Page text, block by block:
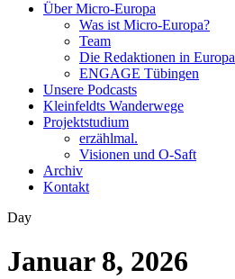
Über Micro-Europa
Was ist Micro-Europa?
Team
Die Redaktionen in Europa
ENGAGE Tübingen
Unsere Podcasts
Kleinfeldts Wanderwege
Projektstudium
erzählmal.
Visionen und O-Saft
Archiv
Kontakt
Day
Januar 8, 2026